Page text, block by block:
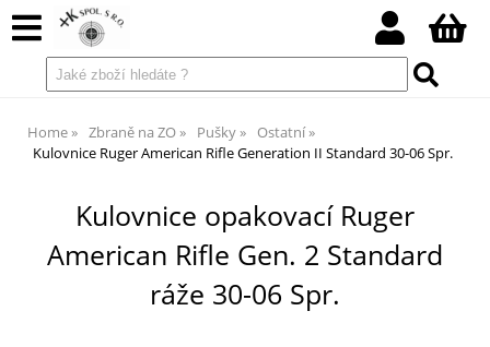
Home Zbraně na ZO Pušky
Ostatní
Kulovnice Ruger American Rifle Generation II Standard 30-06 Spr.
Kulovnice opakovací Ruger
American Rifle Gen. 2 Standard
ráže 30-06 Spr.